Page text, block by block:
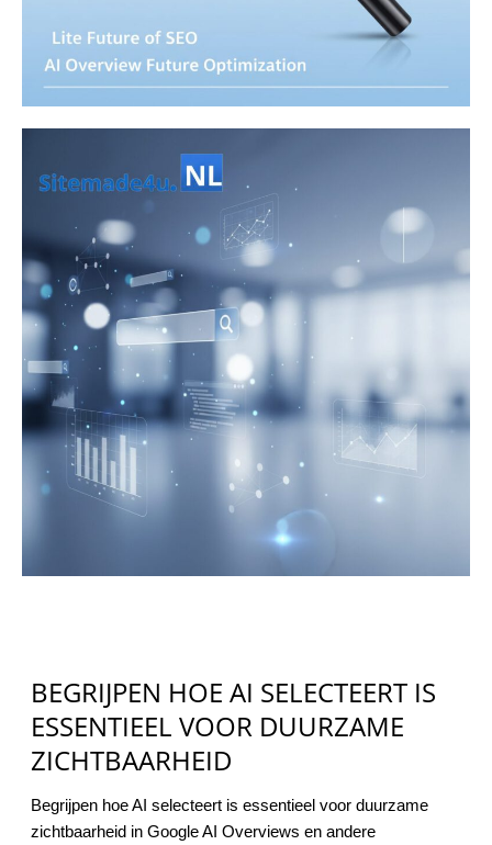
BEGRIJPEN HOE AI SELECTEERT IS
ESSENTIEEL VOOR DUURZAME
ZICHTBAARHEID
Begrijpen hoe AI selecteert is essentieel voor duurzame
zichtbaarheid in Google AI Overviews en andere